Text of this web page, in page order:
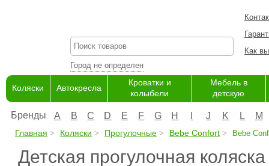
Город не определен
Как
Коляски Автокресла
Кроватки и
колыбели
Мебель в
детскую
Бренды A B C D E F G H J K L M
Главная Коляски Прогулочные Bebe Confort Bebe
Детская прогулочная